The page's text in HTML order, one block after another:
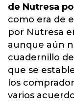
de Nutresa
como era de
por Nutresa
aunque aún
cuadernillo
que se
los
varios